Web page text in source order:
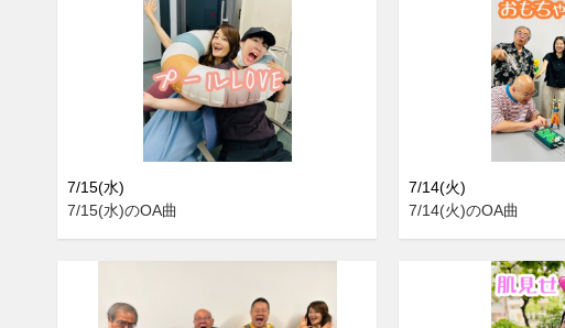
7/15(水)
7/15(水)のOA曲
7/14(火)
7/14(火)のOA曲